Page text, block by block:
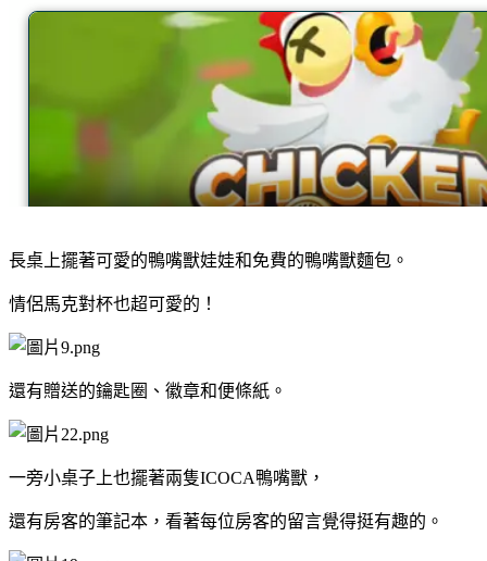
長桌上擺著可愛的鴨嘴獸娃娃和免費的鴨嘴獸麵包。
情侶馬克對杯也超可愛的！
還有贈送的鑰匙圈、徽章和便條紙。
一旁小桌子上也擺著兩隻ICOCA鴨嘴獸，
還有房客的筆記本，看著每位房客的留言覺得挺有趣的。